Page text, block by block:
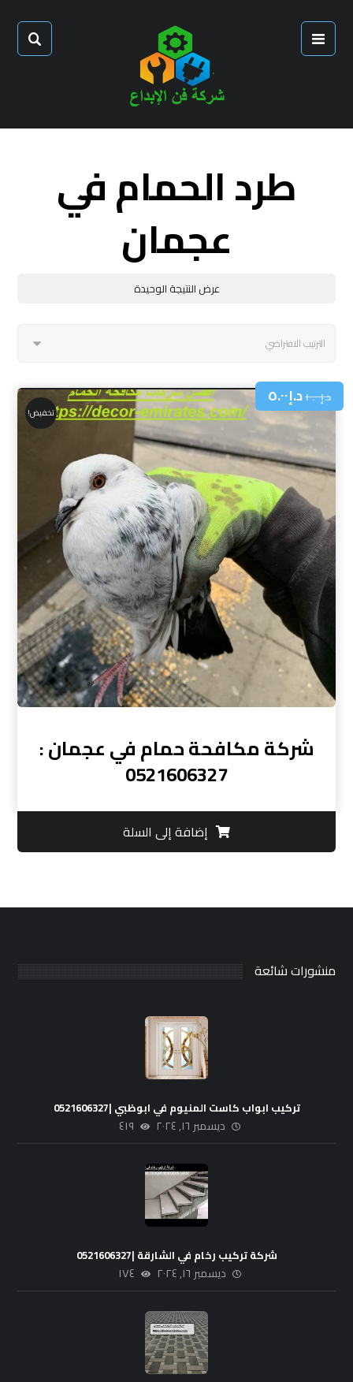
طرد الحمام في
عجمان
عرض النتيجة الوحيدة
شركة مكافحة حمام في عجمان :
0521606327
د.إ١٠.٠٠د.إ٥.٠٠
تخفيض!
إضافة إلى السلة
منشورات شائعة
تركيب ابواب كاست المنيوم في ابوظبي |0521606327
ديسمبر ١٦, ٢٠٢٤ ٤١٩
شركة تركيب رخام في الشارقة |0521606327
ديسمبر ١٦, ٢٠٢٤ ١٧٤